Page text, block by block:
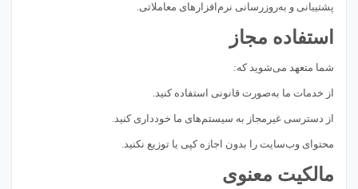
پشتیبانی و به‌روزرسانی نرم‌افزارهای معاملاتی.
استفاده مجاز
شما متعهد می‌شوید که:
از خدمات ما به‌صورت قانونی استفاده کنید.
از دسترسی غیرمجاز به سیستم‌های ما خودداری کنید.
محتوای وب‌سایت را بدون اجازه کپی یا توزیع نکنید.
مالکیت معنوی